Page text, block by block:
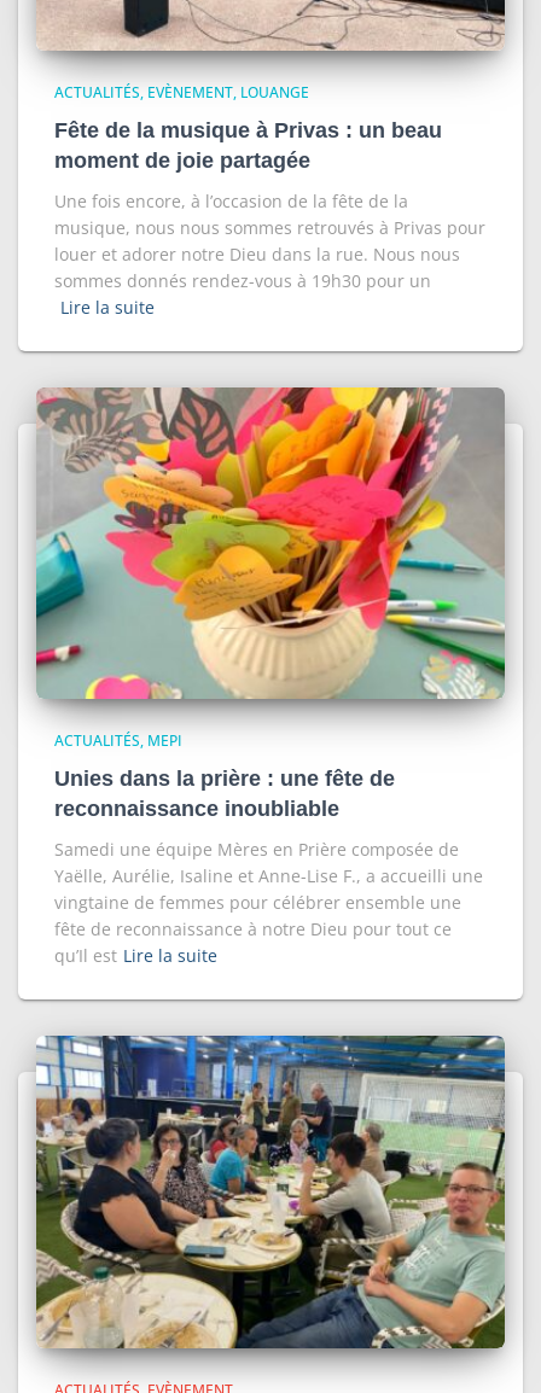
ACTUALITÉS EVÈNEMENT LOUANGE
Fête de la musique à Privas : un beau
moment de joie partagée
Une fois encore, à l’occasion de la fête de la
musique, nous nous sommes retrouvés à Privas pour
louer et adorer notre Dieu dans la rue. Nous nous
sommes donnés rendez-vous à 19h30 pour un
Lire la suite
ACTUALITÉS MEPI
Unies dans la prière : une fête de
reconnaissance inoubliable
Samedi une équipe Mères en Prière composée de
Yaëlle, Aurélie, Isaline et Anne-Lise F., a accueilli une
vingtaine de femmes pour célébrer ensemble une
fête de reconnaissance à notre Dieu pour tout ce
qu’Il est Lire la suite